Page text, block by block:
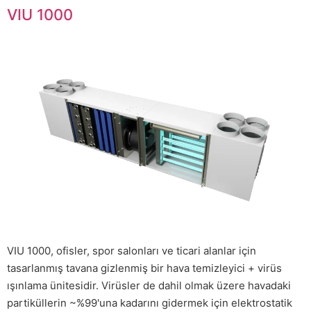
VIU 1000
VIU 1000, ofisler, spor salonları ve ticari alanlar için
tasarlanmış tavana gizlenmiş bir hava temizleyici + virüs
ışınlama ünitesidir. Virüsler de dahil olmak üzere havadaki
partiküllerin ~%99'una kadarını gidermek için elektrostatik